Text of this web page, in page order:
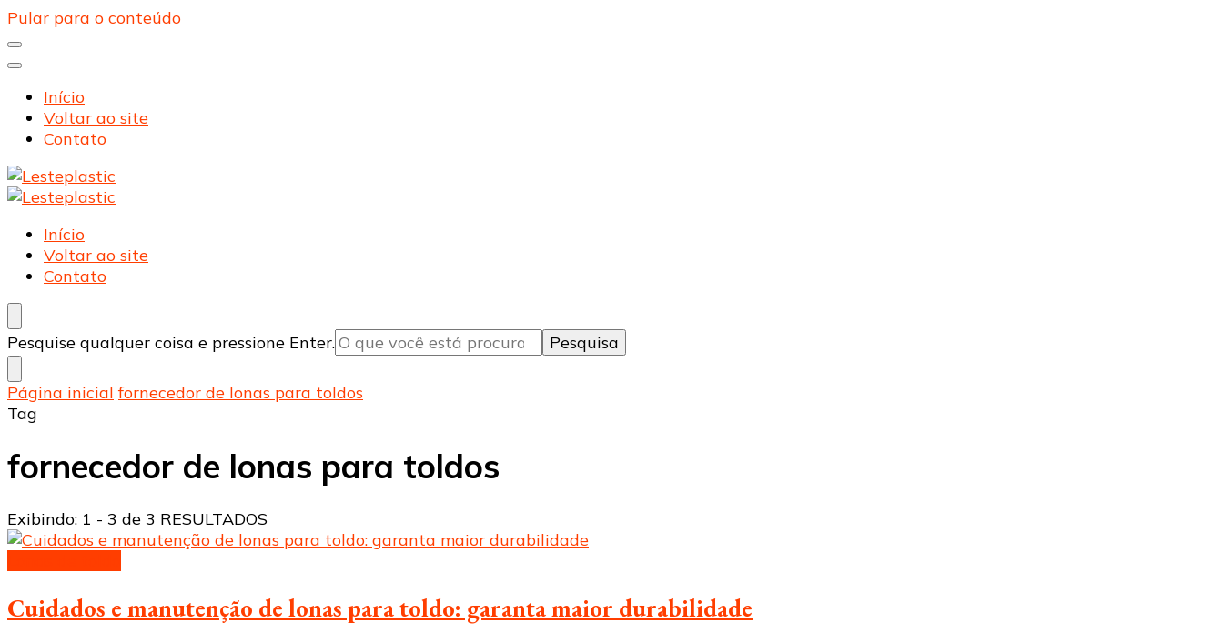
Pular para o conteúdo
Início
Voltar ao site
Contato
Lesteplastic
Blog – Lesteplastic
Lesteplastic
Blog – Lesteplastic
Início
Voltar ao site
Contato
Procurando
algo?
Pesquise qualquer coisa e pressione Enter.
Página inicial fornecedor de lonas para toldos
Tag
fornecedor de lonas para toldos
Exibindo: 1 - 3 de 3 RESULTADOS
Cuidados e manutenção de lonas para toldo: garanta maior durabilidade